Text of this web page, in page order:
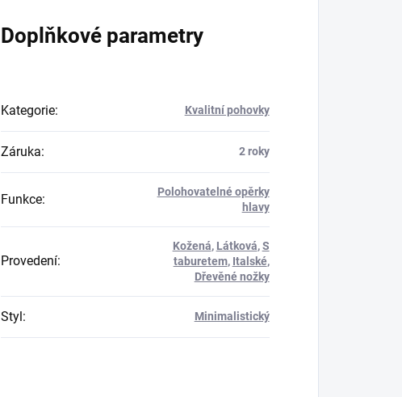
Doplňkové parametry
Kategorie: Kvalitní pohovky
Záruka: 2 roky
Funkce:
Polohovatelné opěrky
hlavy
Provedení:
Kožená, Látková,S
taburetem, Italské,
Dřevěné nožky
Styl: Minimalistický